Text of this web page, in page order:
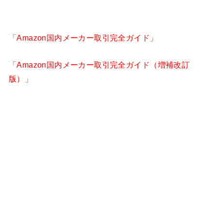
「Amazon国内メーカー取引完全ガイド」
「Amazon国内メーカー取引完全ガイド（増補改訂
版）」